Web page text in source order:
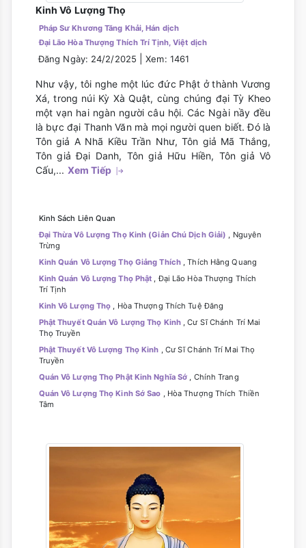
Kinh Vô Lượng Thọ
Pháp Sư Khương Tăng Khải, Hán dịch
Đại Lão Hòa Thượng Thích Trí Tịnh, Việt dịch
Đăng Ngày: 24/2/2025 |Xem: 1461
Như vậy, tôi nghe một lúc đức Phật ở thành Vương
Xá, trong núi Kỳ Xà Quật, cùng chúng đại Tỳ Kheo
một vạn hai ngàn người câu hội. Các Ngài nầy đều
là bực đại Thanh Văn mà mọi người quen biết. Đó là
Tôn giả A Nhã Kiều Trần Như, Tôn giả Mã Thắng,
Tôn giả Đại Danh, Tôn giả Hữu Hiền, Tôn giả Vô
Cấu,... Xem Tiếp
Kinh Sách Liên Quan
Đại Thừa Vô Lượng Thọ Kinh (Giản Chú Dịch Giải)
, Nguyên
Trừng
Kinh Quán Vô Lượng Thọ Giảng Thích
, Thích Hằng Quang
Kinh Quán Vô Lượng Thọ Phật
, Đại Lão Hòa Thượng Thích
Trí Tịnh
Kinh Vô Lượng Thọ
, Hòa Thượng Thích Tuệ Đăng
Phật Thuyết Quán Vô Lượng Thọ Kinh
, Cư Sĩ Chánh Trí Mai
Thọ Truyền
Phật Thuyết Vô Lượng Thọ Kinh
, Cư Sĩ Chánh Trí Mai Thọ
Truyền
Quán Vô Lượng Thọ Phật Kinh Nghĩa Sớ
, Chính Trang
Quán Vô Lượng Thọ Kinh Sớ Sao
, Hòa Thượng Thích Thiền
Tâm